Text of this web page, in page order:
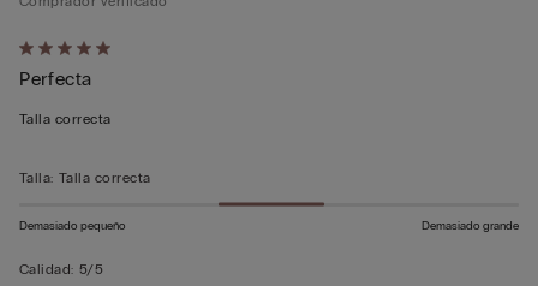
Calificación
de
5
5
Perfecta
Talla correcta
Talla: Talla correcta
Demasiado pequeño Demasiado grande
Calidad: 5/5